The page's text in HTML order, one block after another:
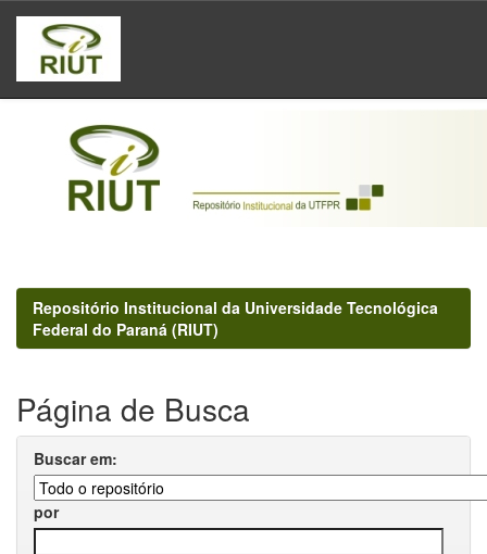
Skip
navigation
Repositório Institucional da Universidade Tecnológica
Federal do Paraná (RIUT)
Página de Busca
Buscar em:
por